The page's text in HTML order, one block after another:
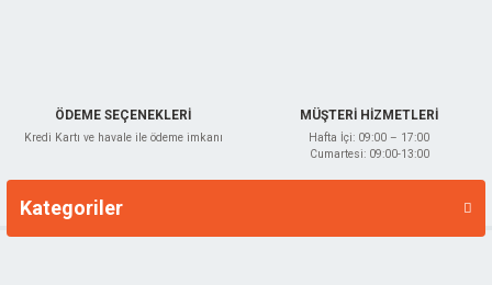
%35
64.798,80 TL
ÖDEME SEÇENEKLERİ
Kredi Kartı ve havale ile ödeme imkanı
MÜŞTERİ HİZMETLERİ
Hafta İçi: 09:00 – 17:00
Cumartesi: 09:00-13:00
Kategoriler
Markalar